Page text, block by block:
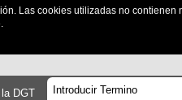
Las cookies utilizadas no
la DGT